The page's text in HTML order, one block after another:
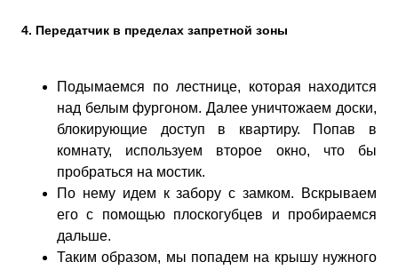
4. Передатчик в пределах запретной зоны
Подымаемся по лестнице, которая находится
над белым фургоном. Далее уничтожаем доски,
блокирующие доступ в квартиру. Попав в
комнату, используем второе окно, что бы
пробраться на мостик.
По нему идем к забору с замком. Вскрываем
его с помощью плоскогубцев и пробираемся
дальше.
Таким образом, мы попадем на крышу нужного